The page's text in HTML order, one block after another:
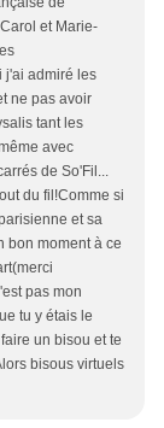
et Marie-
j'ai admiré les
ne pas avoir
tant les
avec
de So'Fil...
du fil!Comme si
et sa
bon moment à ce
pas mon
tu y étais le
un bisou et te
bisous virtuels